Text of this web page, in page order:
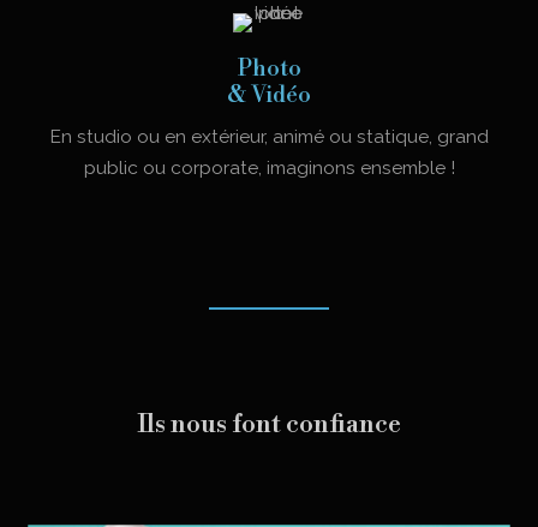
Photo
& Vidéo
En studio ou en extérieur, animé ou statique, grand
public ou corporate, imaginons ensemble !
Ils nous font confiance